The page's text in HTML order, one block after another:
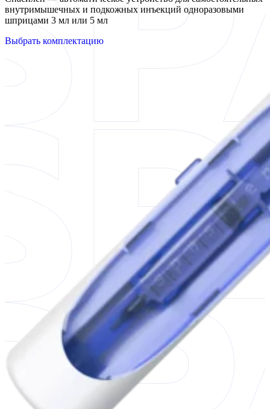
внутримышечных и подкожных инъекций одноразовыми
шприцами 3 мл или 5 мл
Выбрать комплектацию